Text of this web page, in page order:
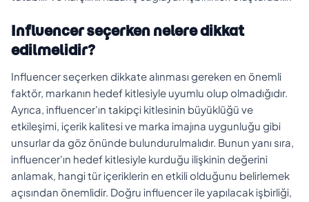
Influencer seçerken nelere dikkat
edilmelidir?
Influencer seçerken dikkate alınması gereken en önemli
faktör, markanın hedef kitlesiyle uyumlu olup olmadığıdır.
Ayrıca, influencer'ın takipçi kitlesinin büyüklüğü ve
etkileşimi, içerik kalitesi ve marka imajına uygunluğu gibi
unsurlar da göz önünde bulundurulmalıdır. Bunun yanı sıra,
influencer'ın hedef kitlesiyle kurduğu ilişkinin değerini
anlamak, hangi tür içeriklerin en etkili olduğunu belirlemek
açısından önemlidir. Doğru influencer ile yapılacak işbirliği,